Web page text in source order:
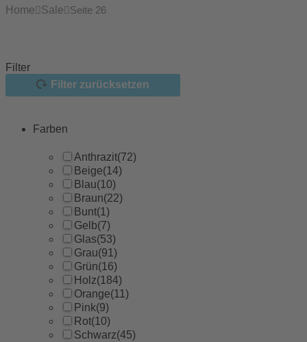
Home Sale Seite 26
Filter
Filter zurücksetzen
Farben
Anthrazit(72)
Beige(14)
Blau(10)
Braun(22)
Bunt(1)
Gelb(7)
Glas(53)
Grau(91)
Grün(16)
Holz(184)
Orange(11)
Pink(9)
Rot(10)
Schwarz(45)